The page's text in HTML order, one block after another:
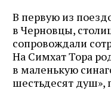
В первую из
в Черновцы,
сопровождали
На Симхат Тора
в маленькую
шестьдесят душ»,